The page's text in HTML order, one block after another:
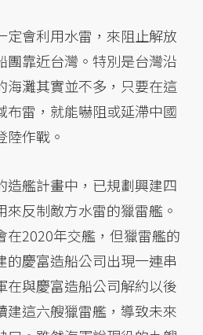
定會利用水雷，來阻止解放
團靠近台灣。特別是台灣沿
海灘其實並不多，只要在這
布雷，就能嚇阻或延滯中國
陸作戰。
造艦計畫中，已規劃興建四
反制敵方水雷的獵雷艦。
在2020年交艦，但獵雷艦的
的慶富造船公司出現一連串
在與慶富造船公司解約以後
建這六艘獵雷艦，導致未來